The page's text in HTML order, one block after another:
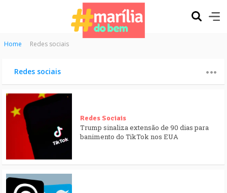
Home Redes sociais
Redes sociais
Redes Sociais
Trump sinaliza extensão de 90 dias para
banimento do TikTok nos EUA